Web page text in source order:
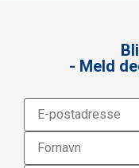
- Meld